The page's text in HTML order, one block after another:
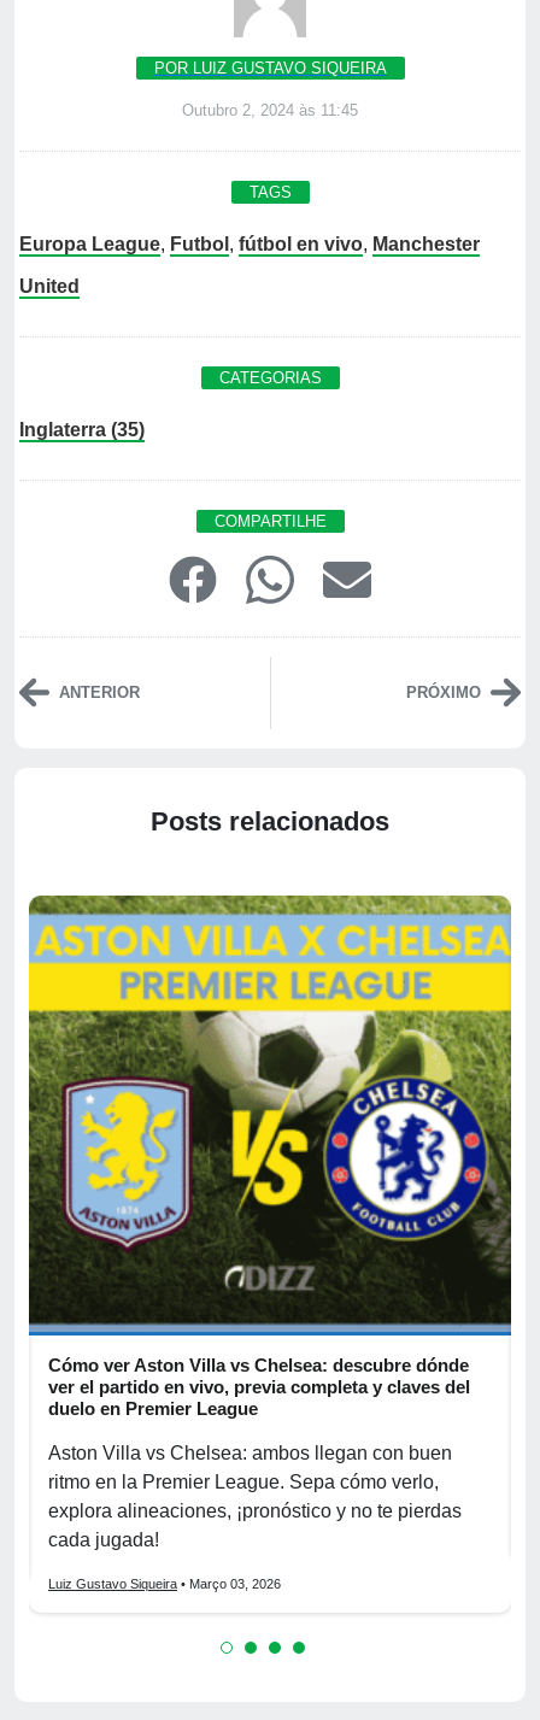
POR LUIZ GUSTAVO SIQUEIRA
Outubro 2, 2024 às 11:45
TAGS
Europa League, Futbol , fútbol en vivo, Manchester
United
CATEGORIAS
Inglaterra (35)
COMPARTILHE
ANTERIOR PRÓXIMO
Posts relacionados
Cómo ver Aston Villa vs Chelsea: descubre dónde
ver el partido en vivo, previa completa y claves del
duelo en Premier League
Aston Villa vs Chelsea: ambos llegan con buen
ritmo en la Premier League. Sepa cómo verlo,
explora alineaciones, ¡pronóstico y no te pierdas
cada jugada!
Luiz Gustavo Siqueira • Março 03, 2026